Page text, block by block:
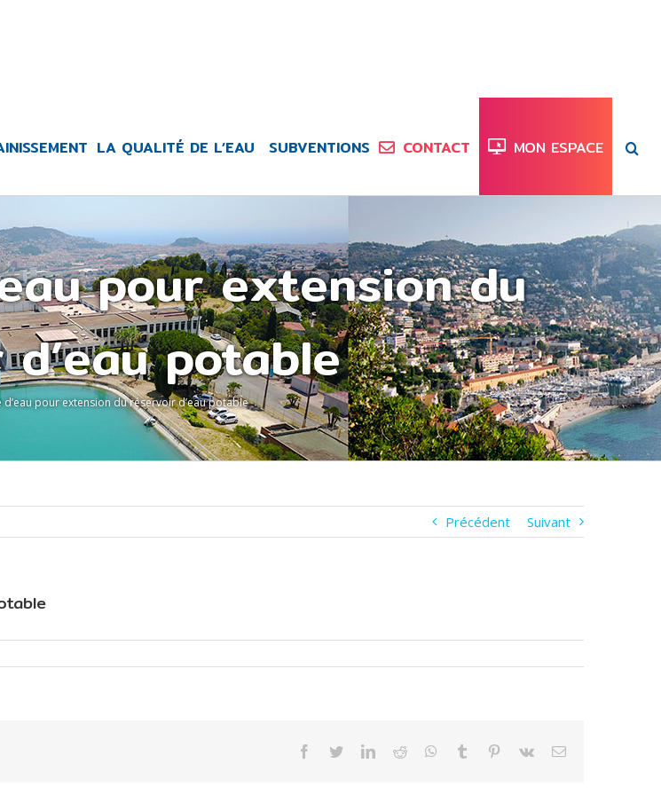
LA QUALITÉ DE L’EAU SUBVENTIONS CONTACT MON ESPACE
pour extension du
potable
d’eau pour extension du réservoir d’eau potable
Précédent Suivant
Facebook
TwitterLinkedIn
Reddit WhatsApp
Tumblr Pinterest
Vk Email